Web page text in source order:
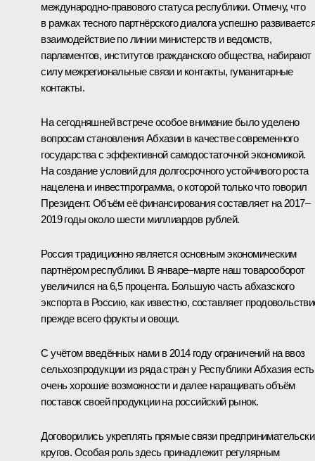
международно-правового статуса республики. Отмечу, что
в рамках тесного партнёрского диалога успешно
взаимодействие по линии министерств и ведомств,
парламентов, институтов гражданского общества, набирают
силу межрегиональные связи и контакты, гуманитарные
контакты.
На сегодняшней встрече особое внимание было уделено
вопросам становления Абхазии в качестве современного
государства с эффективной самодостаточной экономикой.
На создание условий для долгосрочного устойчивого роста
нацелена и инвестпрограмма, о которой только что говорил
Президент. Объём её финансирования составляет на 2017–
2019 годы около шести миллиардов рублей.
Россия традиционно является основным экономическим
партнёром республики. В январе–марте наш товарооборот
увеличился на 6,5 процента. Большую часть абхазского
экспорта в Россию, как известно, составляет
прежде всего фрукты и овощи.
С учётом введённых нами в 2014 году ограничений на ввоз
сельхозпродукции из ряда стран у Республики Абхазия есть
очень хорошие возможности и далее наращивать объём
поставок своей продукции на российский рынок.
Договорились укреплять прямые связи
кругов. Особая роль здесь принадлежит регулярным